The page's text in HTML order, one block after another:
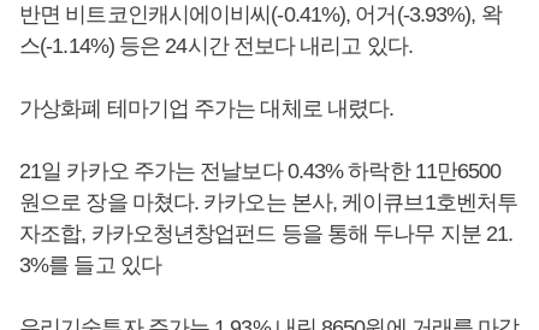
반면 비트코인캐시에이비씨(-0.41%), 어거(-3.93%), 왁
스(-1.14%) 등은 24시간 전보다 내리고 있다.
가상화폐 테마기업 주가는 대체로 내렸다.
21일 카카오 주가는 전날보다 0.43% 하락한 11만6500
원으로 장을 마쳤다. 카카오는 본사, 케이큐브1호벤처투
자조합, 카카오청년창업펀드 등을 통해 두나무 지분 21.
3%를 들고 있다